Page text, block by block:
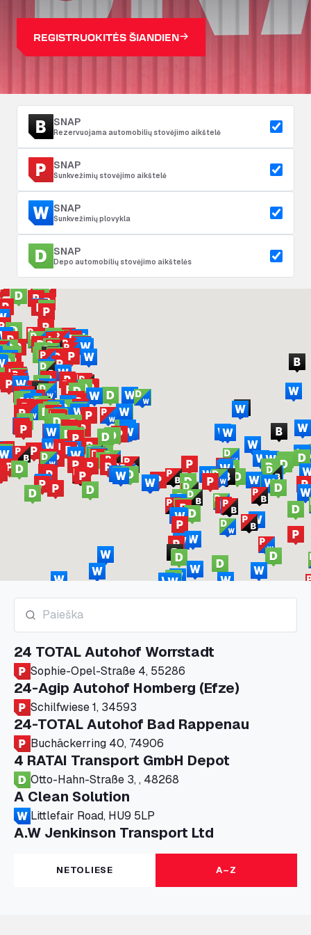
REGISTRUOKITĖS ŠIANDIEN
SNAP
Rezervuojama automobilių stovėjimo aikštelė
SNAP
Sunkvežimių stovėjimo aikštelė
SNAP
Sunkvežimių plovykla
SNAP
Depo automobilių stovėjimo aikštelės
24 TOTAL Autohof Worrstadt
Sophie-Opel-Straße 4, 55286
24-Agip Autohof Homberg (Efze)
Schilfwiese 1, 34593
24-TOTAL Autohof Bad Rappenau
Buchäckerring 40, 74906
4 RATAI Transport GmbH Depot
Otto-Hahn-Straße 3, , 48268
A Clean Solution
Littlefair Road, HU9 5LP
A.W Jenkinson Transport Ltd
Progress House, ME11 5GA
A+G Nettetal - Depot Parking
Am Panneschopp 7, 41334
NETOLIESE A–Z